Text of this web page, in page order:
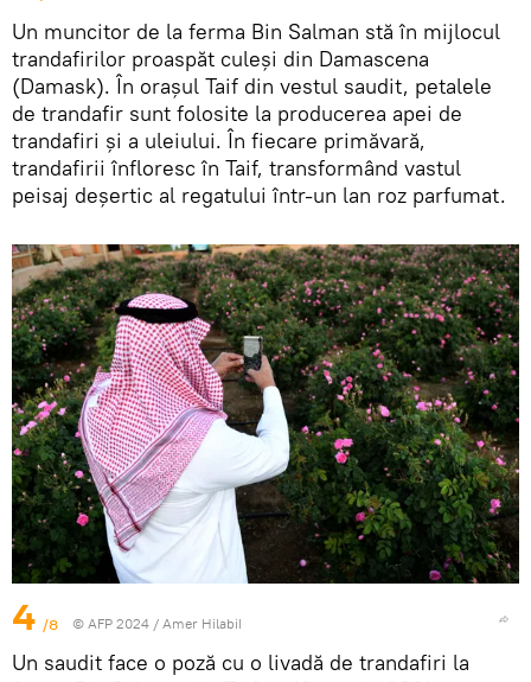
Un muncitor de la ferma Bin Salman stă în mijlocul
trandafirilor proaspăt culeși din Damascena
(Damask). În orașul Taif din vestul saudit, petalele
de trandafir sunt folosite la producerea apei de
trandafiri și a uleiului. În fiecare primăvară,
trandafirii înfloresc în Taif, transformând vastul
peisaj deșertic al regatului într-un lan roz parfumat.
4 /8 © AFP 2024 / Amer HilabiI
Un saudit face o poză cu o livadă de trandafiri la